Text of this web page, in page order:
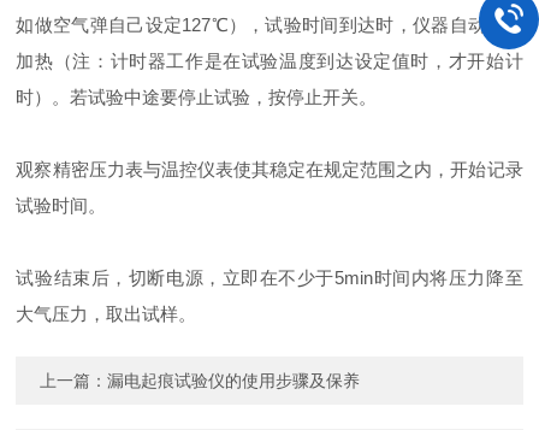
如做空气弹自己设定127℃），试验时间到达时，仪器自动停止
加热（注：计时器工作是在试验温度到达设定值时，才开始计
时）。若试验中途要停止试验，按停止开关。
观察精密压力表与温控仪表使其稳定在规定范围之内，开始记录
试验时间。
试验结束后，切断电源，立即在不少于5min时间内将压力降至
大气压力，取出试样。
上一篇：漏电起痕试验仪的使用步骤及保养